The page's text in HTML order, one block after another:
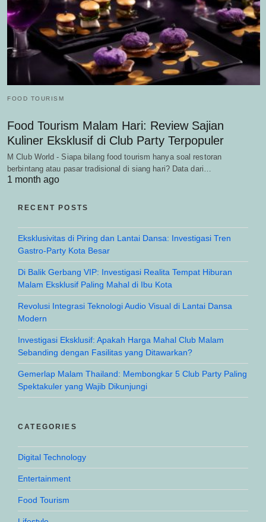
FOOD TOURISM
Food Tourism Malam Hari: Review Sajian
Kuliner Eksklusif di Club Party Terpopuler
M Club World - Siapa bilang food tourism hanya soal restoran
berbintang atau pasar tradisional di siang hari? Data dari…
1 month ago
RECENT POSTS
Eksklusivitas di Piring dan Lantai Dansa: Investigasi Tren
Gastro-Party Kota Besar
Di Balik Gerbang VIP: Investigasi Realita Tempat Hiburan
Malam Eksklusif Paling Mahal di Ibu Kota
Revolusi Integrasi Teknologi Audio Visual di Lantai Dansa
Modern
Investigasi Eksklusif: Apakah Harga Mahal Club Malam
Sebanding dengan Fasilitas yang Ditawarkan?
Gemerlap Malam Thailand: Membongkar 5 Club Party Paling
Spektakuler yang Wajib Dikunjungi
CATEGORIES
Digital Technology
Entertainment
Food Tourism